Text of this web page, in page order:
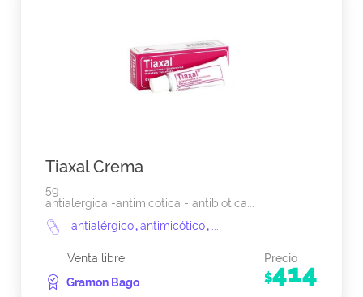
Tiaxal Crema
5g
antialergica -antimicotica - antibiotica...
antialérgico,antimicótico,
Venta libre
Gramon Bago
Precio
$414